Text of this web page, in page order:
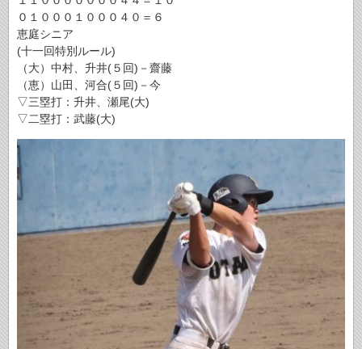
０１０００１０００４０＝６
恵庭シニア
(十一回特別ルール)
（大）中村、升井(５回)－齋藤
（恵）山田、河合(５回)－今
▽三塁打：升井、瀬尾(大)
▽二塁打：武藤(大)